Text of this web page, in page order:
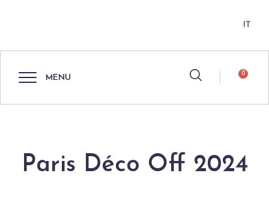
IT
MENU 0
Paris Déco Off 2024